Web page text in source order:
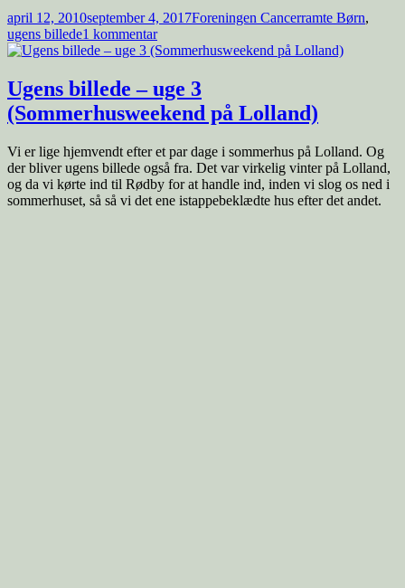
april 12, 2010september 4, 2017Foreningen Cancerramte Børn,
ugens billede1 kommentar
Ugens billede – uge 3
(Sommerhusweekend på Lolland)
Vi er lige hjemvendt efter et par dage i sommerhus på Lolland. Og
der bliver ugens billede også fra. Det var virkelig vinter på Lolland,
og da vi kørte ind til Rødby for at handle ind, inden vi slog os ned i
sommerhuset, så så vi det ene istappebeklædte hus efter det andet.